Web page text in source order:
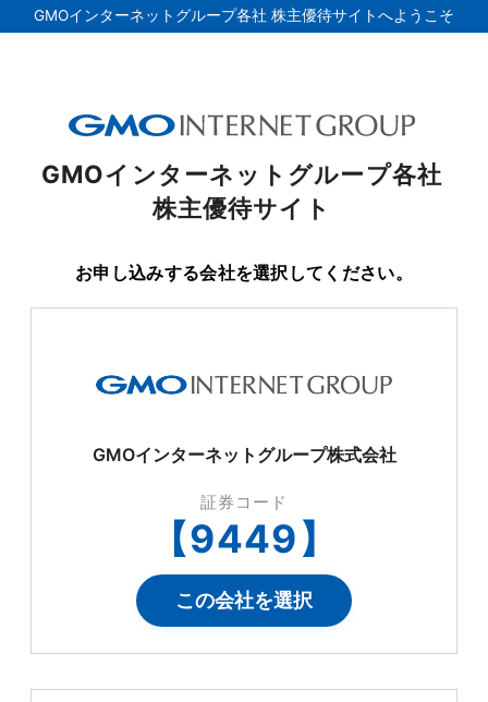
GMOインターネットグループ各社 株主優待サイトへようこそ
GMOインターネットグループ各社
株主優待サイト
お申し込みする会社を選択してください。
GMOインターネットグループ株式会社
証券コード
【9449】
この会社を選択